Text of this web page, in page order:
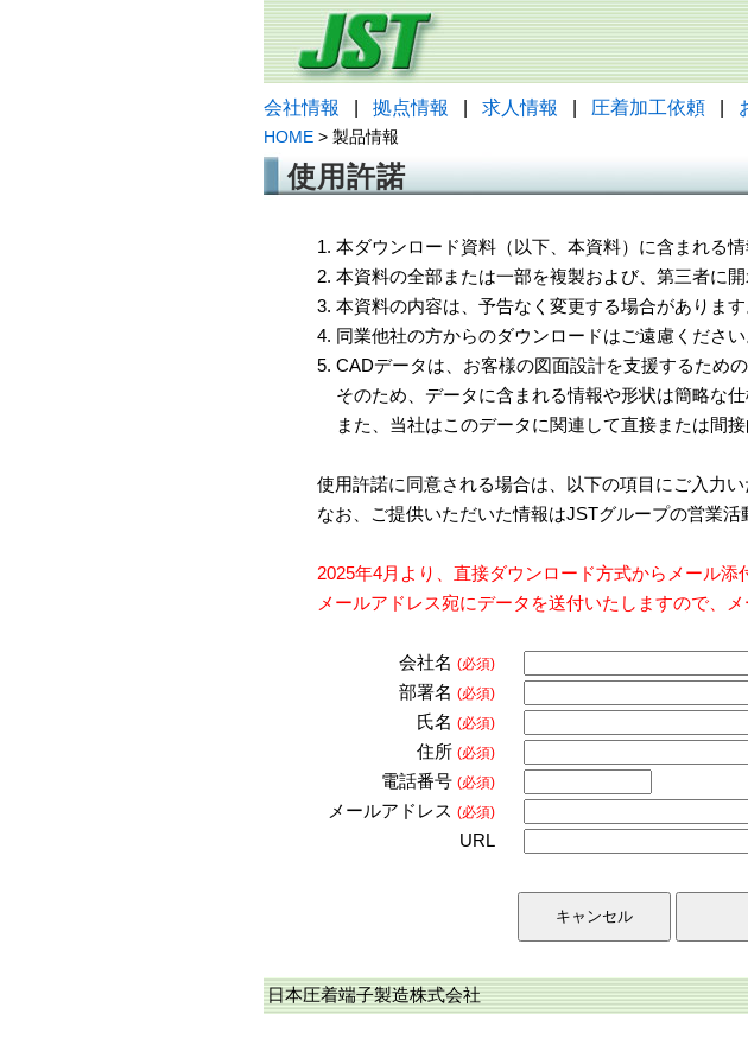
会社情報 拠点情報 求人情報 圧着加工依頼
HOME > 製品情報
使用許諾
1. 本ダウンロード資料（以下、本資料）に含まれる
2. 本資料の全部または一部を複製および、第三者に
3. 本資料の内容は、予告なく変更する場合がありま
4. 同業他社の方からのダウンロードはご遠慮ください
5. CADデータは、お客様の図面設計を支援するための
そのため、データに含まれる情報や形状は簡略な
また、当社はこのデータに関連して直接または間
使用許諾に同意される場合は、以下の項目にご入力
なお、ご提供いただいた情報はJSTグループの営業活
2025年4月より、直接ダウンロード方式からメール
メールアドレス宛にデータを送付いたしますので、
会社名 (必須)
部署名 (必須)
氏名 (必須)
住所 (必須)
電話番号 (必須)
メールアドレス (必須)
URL
日本圧着端子製造株式会社